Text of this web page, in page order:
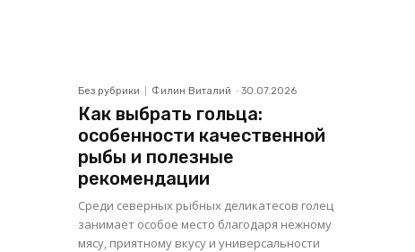
Без рубрики Филин Виталий - 30.07.2026
Как выбрать гольца:
особенности качественной
рыбы и полезные
рекомендации
Среди северных рыбных деликатесов голец
занимает особое место благодаря нежному
мясу, приятному вкусу и универсальности